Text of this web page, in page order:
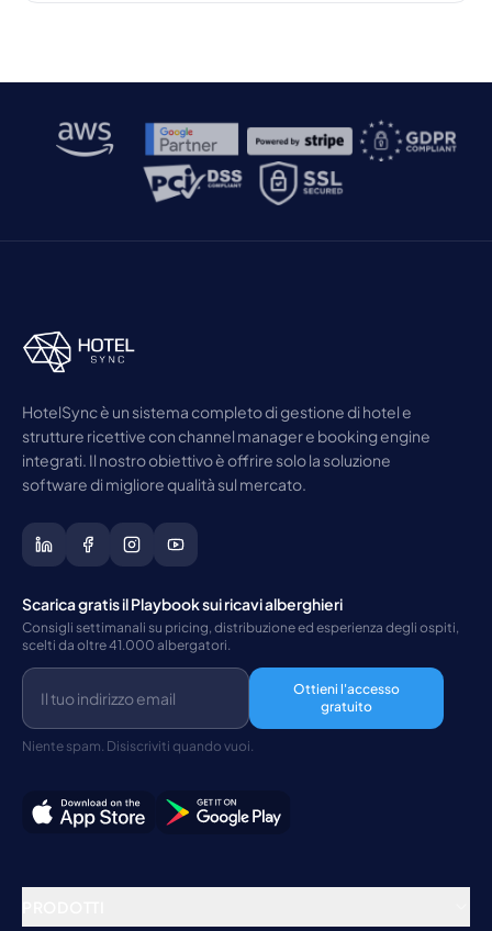
HotelSync è un sistema completo di gestione di hotel e
strutture ricettive con channel manager e booking engine
integrati. Il nostro obiettivo è offrire solo la soluzione
software di migliore qualità sul mercato.
Scarica gratis il Playbook sui ricavi alberghieri
Consigli settimanali su pricing, distribuzione ed esperienza degli ospiti,
scelti da oltre 41.000 albergatori.
Ottieni l'accesso
gratuito
Niente spam. Disiscriviti quando vuoi.